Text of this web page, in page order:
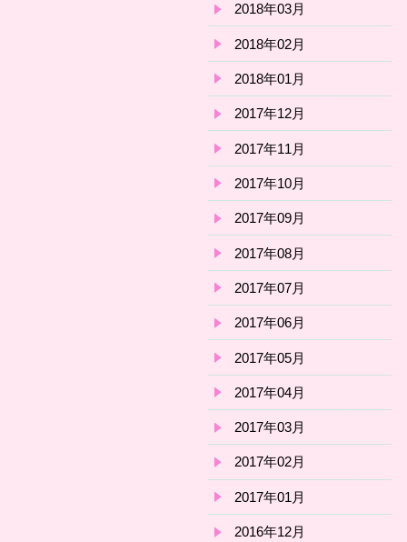
2018年03月
2018年02月
2018年01月
2017年12月
2017年11月
2017年10月
2017年09月
2017年08月
2017年07月
2017年06月
2017年05月
2017年04月
2017年03月
2017年02月
2017年01月
2016年12月